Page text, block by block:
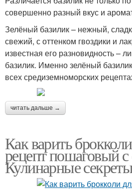
совершенно разный вкус и
Зелёный базилик – нежный,
свежий, с оттенком гвоздики и
известная его разновидность –
базилик. Именно зелёный
всех средиземноморских
читать дальше →
Как варить
рецепт пошаговый
Кулинарные